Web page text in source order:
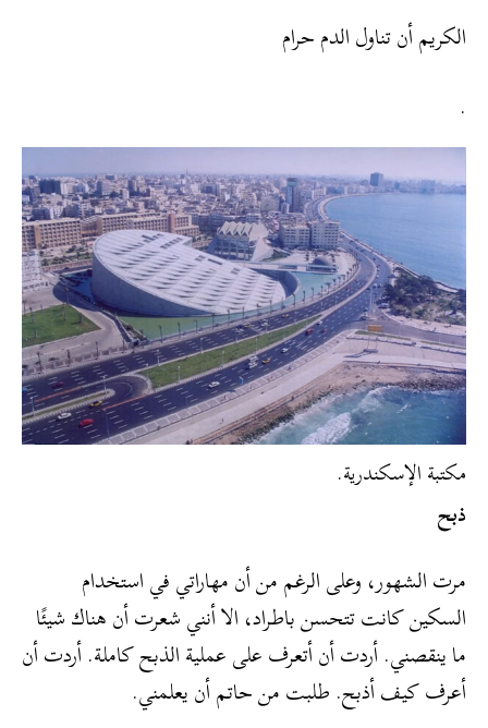
الكريم أن تناول الدم حرام
.
مكتبة الإسكندرية.
ذبح
مرت الشهور، وعلى الرغم من أن مهاراتي في استخدام
السكين كانت تتحسن باطراد، الا أنني شعرت أن هناك شيئًا
ما ينقصني. أردت أن أتعرف على عملية الذبح كاملة. أردت أن
أعرف كيف أذبح. طلبت من حاتم أن يعلمني.